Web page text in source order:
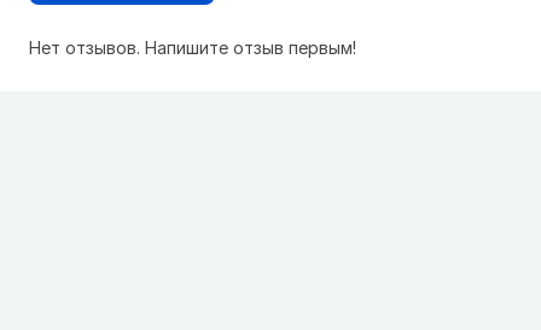
Нет отзывов. Напишите отзыв первым!